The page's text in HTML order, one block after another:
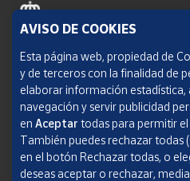
Política de cookies
Aviso legal
Condiciones del servicio
Política de Privacidad Web
AVISO DE COOKIES
Esta página web, propiedad de
y de terceros con la finalidad de
elaborar información estadística,
navegación y servir publicidad
en Aceptar todas para permitir
También puedes rechazar todas
en el botón Rechazar todas, o
deseas aceptar o rechazar,